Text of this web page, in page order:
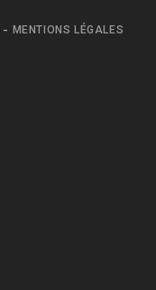
- MENTIONS LÉGALES